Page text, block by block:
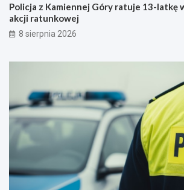
Policja z Kamiennej Góry ratuje 13-latkę
akcji ratunkowej
8 sierpnia 2026